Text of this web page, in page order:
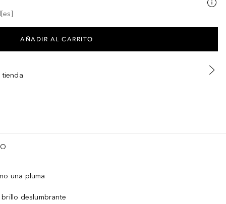
AÑADIR AL CARRITO
tienda
una pluma
deslumbrante